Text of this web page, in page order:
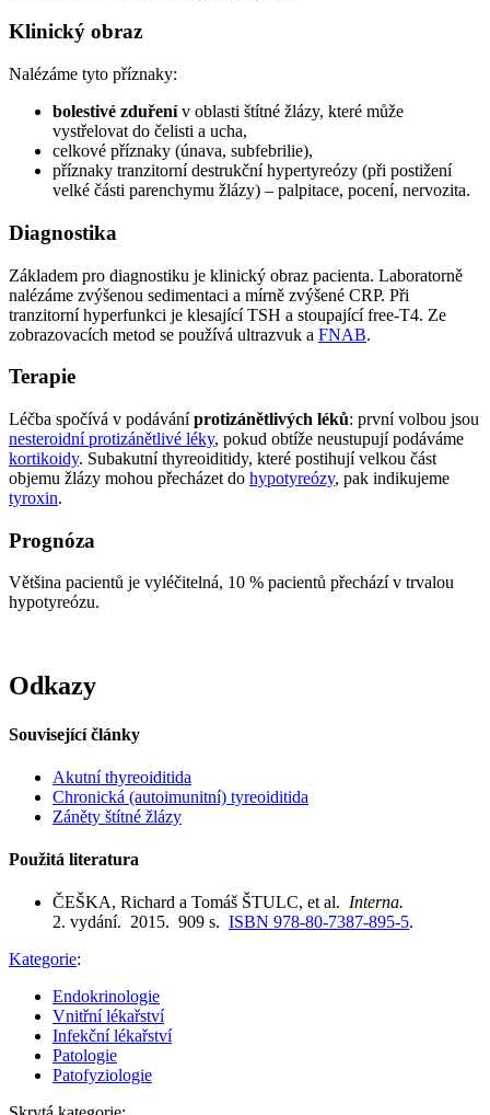
Klinický obraz
Nalézáme tyto příznaky:
bolestivé zduřenív oblasti štítné žlázy, které může
vystřelovat do čelisti a ucha,
celkové příznaky (únava, subfebrilie),
příznaky tranzitorní destrukční hypertyreózy (při postižení
velké části parenchymu žlázy) – palpitace, pocení, nervozita.
Diagnostika
Základem pro diagnostiku je klinický obraz pacienta. Laboratorně
nalézáme zvýšenou sedimentaci a mírně zvýšené CRP. Při
tranzitorní hyperfunkci je klesající TSH a stoupající free-T4. Ze
zobrazovacích metod se používá ultrazvuk a FNAB.
Terapie
Léčba spočívá v podáváníprotizánětlivých léků: první volbou jsou
nesteroidní protizánětlivé léky, pokud obtíže neustupují podáváme
kortikoidy. Subakutní thyreoiditidy, které postihují velkou část
objemu žlázy mohou přecházet do hypotyreózy, pak indikujeme
tyroxin.
Prognóza
Většina pacientů je vyléčitelná, 10 % pacientů přechází v trvalou
hypotyreózu.
Odkazy
Související články
Akutní thyreoiditida
Chronická (autoimunitní) tyreoiditida
Záněty štítné žlázy
Použitá literatura
ČEŠKA, Richard a Tomáš ŠTULC, et al. Interna.
2. vydání. 2015. 909 s. ISBN 978-80-7387-895-5.
Kategorie:
Endokrinologie
Vnitřní lékařství
Infekční lékařství
Patologie
Patofyziologie